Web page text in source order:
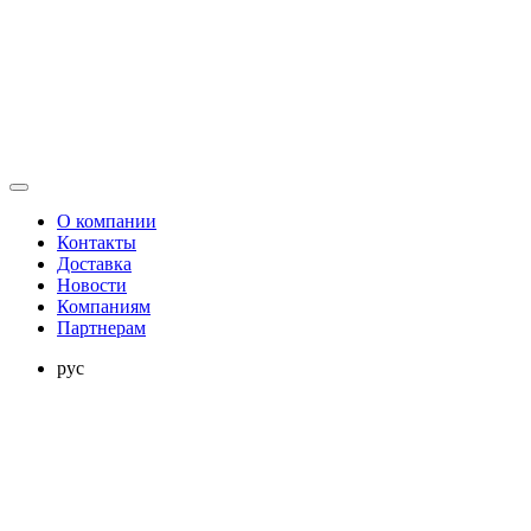
О компании
Контакты
Доставка
Новости
Компаниям
Партнерам
рус